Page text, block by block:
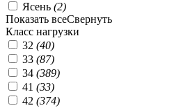
Ясень (2)
Показать всеСвернуть
Класс нагрузки
32 (40)
33 (87)
34 (389)
41 (33)
42 (374)